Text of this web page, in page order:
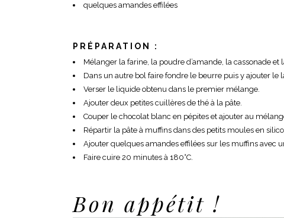
quelques amandes effilées
PRÉPARATION :
Mélanger la farine, la poudre d’amande, la cassonade et
Dans un autre bol faire fondre le beurre puis y ajouter le
Verser le liquide obtenu dans le premier mélange.
Ajouter deux petites cuillères de thé à la pâte.
Couper le chocolat blanc en pépites et ajouter au
Répartir la pâte à muffins dans des petits moules en
Ajouter quelques amandes effilées sur les muffins avec
Faire cuire 20 minutes à 180°C.
Bon appétit !